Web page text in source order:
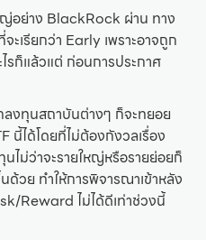
อย่าง BlackRock ผ่าน ทาง
ะเรียกว่า Early เพราะอาจถูก
รก็แล้วแต่ ก่อนการประกาศ
งทุนสถาบันต่างๆ ก็จะทยอย
นี้ได้โดยที่ไม่ต้องกังวลเรื่อง
ไม่ว่าจะรายใหญ่หรือรายย่อยก็
ด้วย ทำให้การพิจารณาเข้าหลัง
Reward ไม่ได้ดีเท่าช่วงนี้